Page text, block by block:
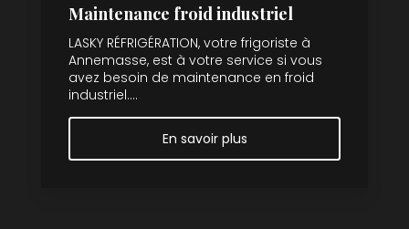
Maintenance froid industriel
LASKY RÉFRIGÉRATION, votre frigoriste à
Annemasse, est à votre service si vous
avez besoin de maintenance en froid
industriel....
En savoir plus